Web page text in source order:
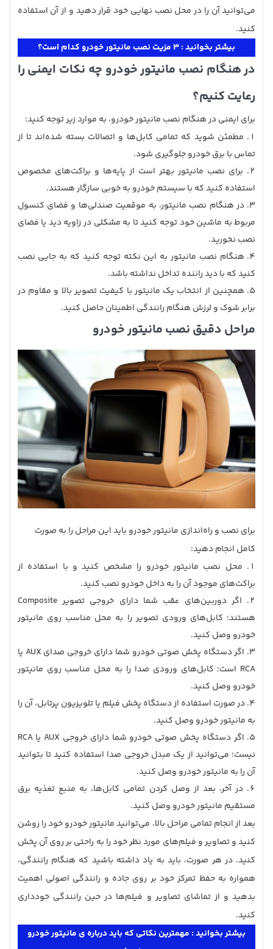
می‌توانید آن را در محل نصب نهایی خود قرار دهید و از آن استفاده
کنید.
بیشتر بخوانید :3 مزیت نصب مانیتور خودرو کدام است؟
در هنگام نصب مانیتور خودرو چه نکات ایمنی را
رعایت کنیم؟
برای ایمنی در هنگام نصب مانیتور خودرو، به موارد زیر توجه کنید:
مطمئن شوید که تمامی کابل‌ها و اتصالات بسته شده‌اند تا از
تماس با برق خودرو جلوگیری شود.
برای نصب مانیتور بهتر است از پایه‌ها و براکت‌های مخصوص
استفاده کنید که با سیستم خودرو به خوبی سازگار هستند.
در هنگام نصب مانیتور، به موقعیت صندلی‌ها و فضای کنسول
مربوط به ماشین خود توجه کنید تا به مشکلی در زاویه دید یا فضای
نصب نخورید.
هنگام نصب مانیتور به این نکته توجه کنید که به جایی نصب
کنید که با دید راننده تداخل نداشته باشد.
همچنین از انتخاب یک مانیتور با کیفیت تصویر بالا و مقاوم در
برابر شوک و لرزش هنگام رانندگی اطمینان حاصل کنید.
مراحل دقیق نصب مانیتور خودرو
برای نصب و راه‌اندازی مانیتور خودرو باید این مراحل را به صورت
کامل انجام دهید:
محل نصب مانیتور خودرو را مشخص کنید و با استفاده از
براکت‌های موجود آن را به داخل خودرو نصب کنید.
اگر دوربین‌های عقب شما دارای خروجی تصویر Composite
هستند؛ کابل‌های ورودی تصویر را به محل مناسب روی مانیتور
خودرو وصل کنید.
اگر دستگاه پخش صوتی خودرو شما دارای خروجی صدای AUX یا
RCA است؛ کابل‌های ورودی صدا را به محل مناسب روی مانیتور
خودرو وصل کنید.
در صورت استفاده از دستگاه پخش فیلم یا تلویزیون پرتابل، آن را
به مانیتور خودرو وصل کنید.
اگر دستگاه پخش صوتی خودرو شما دارای خروجی AUX یا RCA
نیست؛ می‌توانید از یک مبدل خروجی صدا استفاده کنید تا بتوانید
آن را به مانیتور خودرو وصل کنید.
در آخر، بعد از وصل کردن تمامی کابل‌ها، به منبع تغذیه برق
مستقیم مانیتور خودرو وصل کنید.
بعد از انجام تمامی مراحل بالا، می‌توانید مانیتور خودرو خود را روشن
کنید و تصاویر و فیلم‌های مورد نظر خود را به راحتی بر روی آن پخش
کنید. در هر صورت، باید به یاد داشته باشید که هنگام رانندگی،
همواره به حفظ تمرکز خود بر روی جاده و رانندگی اصولی اهمیت
بدهید و از تماشای تصاویر و فیلم‌ها در حین رانندگی خودداری
کنید.
بیشتر بخوانید : مهمترین نکاتی که باید درباره ی مانیتور خودرو